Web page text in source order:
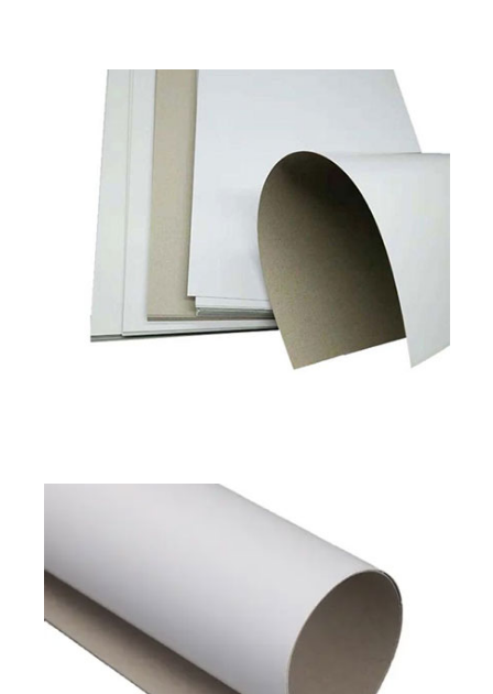
Píxel clásico
Tablero Dúplex Dorso Gris
Disponible en
180 a 450 g/m2
Leer más
Píxel Prime
Tablero Dúplex Dorso Gris
Disponible en
180 a 450 g/m2